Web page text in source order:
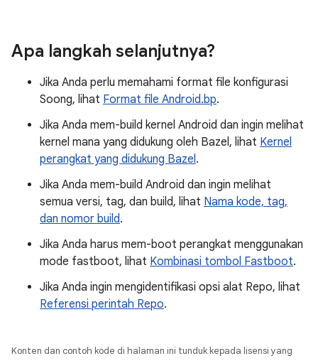
Apa langkah selanjutnya?
Jika Anda perlu memahami format file konfigurasi
Soong, lihat Format file Android.bp.
Jika Anda mem-build kernel Android dan ingin melihat
kernel mana yang didukung oleh Bazel, lihat Kernel
perangkat yang didukung Bazel.
Jika Anda mem-build Android dan ingin melihat
semua versi, tag, dan build, lihat Nama kode, tag,
dan nomor build.
Jika Anda harus mem-boot perangkat menggunakan
mode fastboot, lihat Kombinasi tombol Fastboot.
Jika Anda ingin mengidentifikasi opsi alat Repo, lihat
Referensi perintah Repo.
Konten dan contoh kode di halaman ini tunduk kepada lisensi yang